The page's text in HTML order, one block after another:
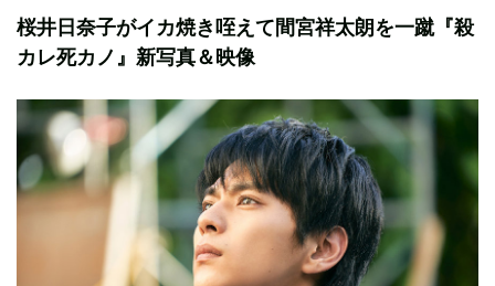
桜井日奈子がイカ焼き咥えて間宮祥太朗を一蹴『殺
カレ死カノ』新写真＆映像